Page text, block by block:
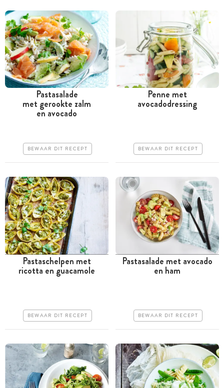
Tussen 30 minuten en 1
Pastasalade
met gerookte zalm
en avocado
BEWAAR DIT RECEPT
Minder dan 30 minuten
Erg makkelijk
Penne met
avocadodressing
BEWAAR DIT RECEPT
Tussen 30 minuten en 1
Pastaschelpen met
ricotta en guacamole
BEWAAR DIT RECEPT
Minder dan 30 minuten
Erg makkelijk
Pastasalade met avocado
en ham
BEWAAR DIT RECEPT